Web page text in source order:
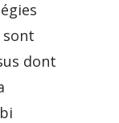
sont
dont